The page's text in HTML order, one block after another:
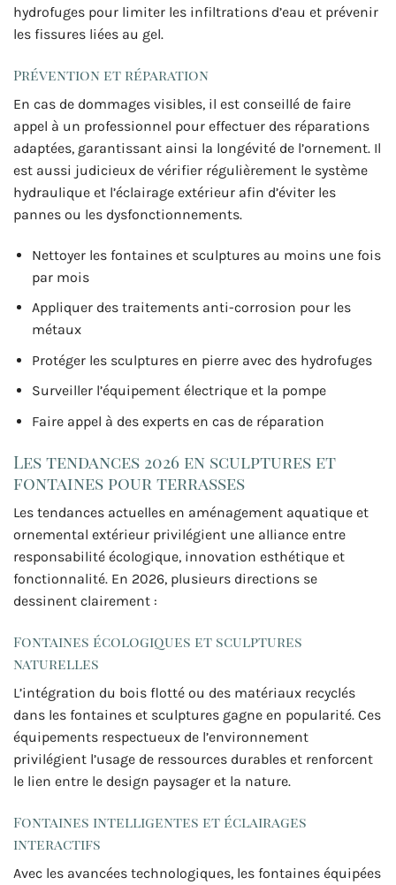
hydrofuges pour limiter les infiltrations d’eau et prévenir
les fissures liées au gel.
Prévention et réparation
En cas de dommages visibles, il est conseillé de faire
appel à un professionnel pour effectuer des réparations
adaptées, garantissant ainsi la longévité de l’ornement. Il
est aussi judicieux de vérifier régulièrement le système
hydraulique et l’éclairage extérieur afin d’éviter les
pannes ou les dysfonctionnements.
Nettoyer les fontaines et sculptures au moins une fois
par mois
Appliquer des traitements anti-corrosion pour les
métaux
Protéger les sculptures en pierre avec des hydrofuges
Surveiller l’équipement électrique et la pompe
Faire appel à des experts en cas de réparation
Les tendances 2026 en sculptures et
fontaines pour terrasses
Les tendances actuelles en aménagement aquatique et
ornemental extérieur privilégient une alliance entre
responsabilité écologique, innovation esthétique et
fonctionnalité. En 2026, plusieurs directions se
dessinent clairement :
Fontaines écologiques et sculptures
naturelles
L’intégration du bois flotté ou des matériaux recyclés
dans les fontaines et sculptures gagne en popularité. Ces
équipements respectueux de l’environnement
privilégient l’usage de ressources durables et renforcent
le lien entre le design paysager et la nature.
Fontaines intelligentes et éclairages
interactifs
Avec les avancées technologiques, les fontaines équipées